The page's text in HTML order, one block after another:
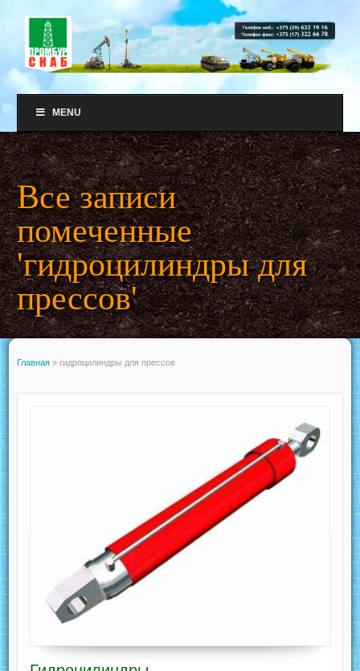
MENU
Все записи
помеченные
'гидроцилиндры для
прессов'
Главная » гидроцилиндры для прессов